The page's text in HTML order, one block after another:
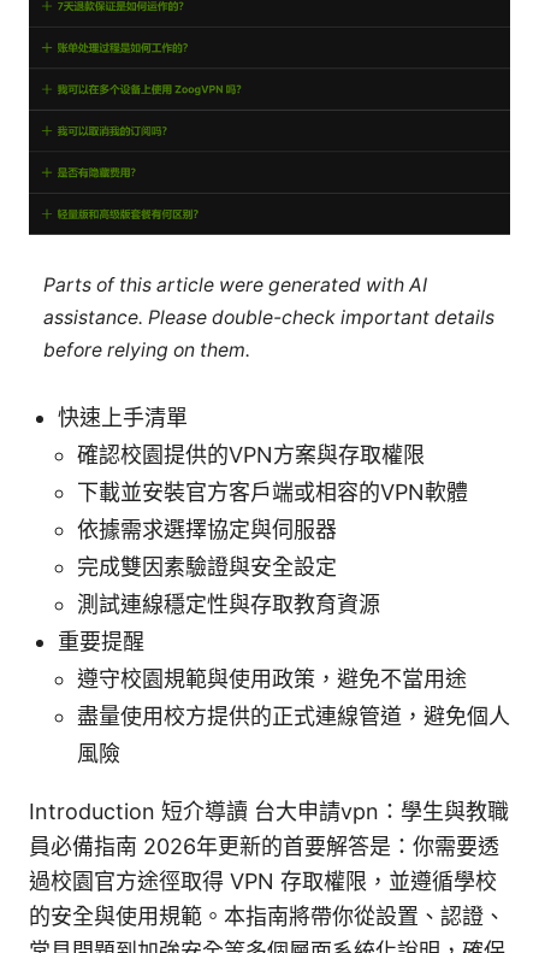
Parts of this article were generated with AI
assistance. Please double-check important details
before relying on them.
快速上手清單
確認校園提供的VPN方案與存取權限
下載並安裝官方客戶端或相容的VPN軟體
依據需求選擇協定與伺服器
完成雙因素驗證與安全設定
測試連線穩定性與存取教育資源
重要提醒
遵守校園規範與使用政策，避免不當用途
盡量使用校方提供的正式連線管道，避免個人
風險
Introduction 短介導讀 台大申請vpn：學生與教職
員必備指南 2026年更新的首要解答是：你需要透
過校園官方途徑取得 VPN 存取權限，並遵循學校
的安全與使用規範。本指南將帶你從設置、認證、